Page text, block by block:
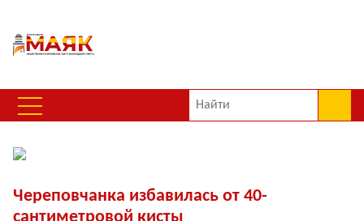
Череповчанка избавилась от 40-